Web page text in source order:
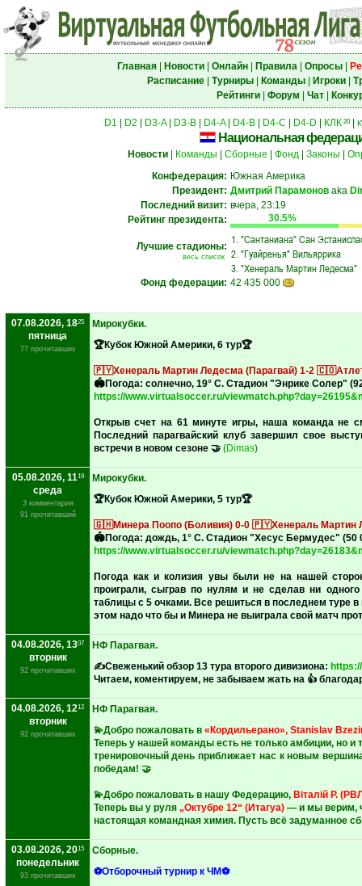
Главная| Новости| Онлайн| Правила| Опросы|
Расписание| Турниры| Команды| Игроки|
Рейтинги| Форум Чат|
D1 D2 D3-A| D3-B| D4-A| D4-B| D4-C D4-D КЛК20|
Национальная
Новости Команды Сборные Фонд Законы
Конфедерация: Южная Америка
Президент: Дмитрий Парамонов aka
Последний визит: вчера, 23:19
Рейтинг президента:
30.5%
Лучшие стадионы:
весь список
1. "Сантаниана" Сан
2. "Гуайренья" Вильяррика
3. "Хенераль Мартин Ледесма"
Фонд федерации: 42 435 000
07.08.2026, 1825
пятница
77 прочитавших
Мирокубки.
‎🏆Кубок Южной Америки, 6 тур🏆
🇵🇾Хенераль Мартин Ледесма (Парагвай) 1-2
‎🏟Погода: солнечно, 19° C. Стадион "Энрике Солер"
https://www.virtualsoccer.ru/
‎Открыв счет на 61 минуте игры, наша команда не
Последний парагвайский клуб завершил свое
встречи в новом сезоне 🤝(Dimas)
05.08.2026, 1119
среда
3 комментария
91 прочитавший
Мирокубки.
🏆Кубок Южной Америки, 5 тур🏆
🇬🇭Минера Поопо (Боливия) 0-0 🇵🇾Хенераль Мартин
‎🏟Погода: дождь, 1° C. Стадион "Хесус Бермудес" (50
https://www.virtualsoccer.ru/
‎Погода как и колизия увы были не на нашей
проиграли, сыграв по нулям и не сделав ни
таблицы с 5 очками. Все решиться в последнем туре
этом надо что бы и Минера не выиграла свой матч
04.08.2026, 1307
вторник
92 прочитавших
НФ Парагвая.
✍️Свеженький обзор 13 тура второго дивизиона:
Читаем, коментируем, не забываем жать на 👍
04.08.2026, 1212
вторник
92 прочитавших
НФ Парагвая.
💫Добро пожаловать в «Кордильерано», Stanislav
‎Теперь у нашей команды есть не только амбиции, но и
тренировочный день приближает нас к новым
победам! 🤝
‎💫Добро пожаловать в нашу Федерацию, Віталій Р.
‎Теперь вы у руля „Октубре 12“ (Итагуа)— и мы верим,
настоящая командная химия. Пусть всё задуманное
03.08.2026, 2015
понедельник
93 прочитавших
Сборные.
⚽Отборочный турнир к ЧМ⚽